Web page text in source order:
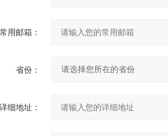
常用邮箱：
省份：
详细地址：